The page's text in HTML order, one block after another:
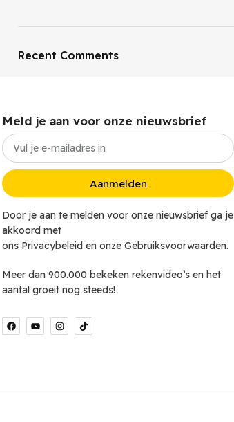
HP Envy 34
Recent Comments
Meld je aan voor onze nieuwsbrief
Aanmelden
Door je aan te melden voor onze nieuwsbrief ga je
akkoord met
ons Privacybeleid en onze Gebruiksvoorwaarden.
Meer dan 900.000 bekeken rekenvideo’s en het
aantal groeit nog steeds!